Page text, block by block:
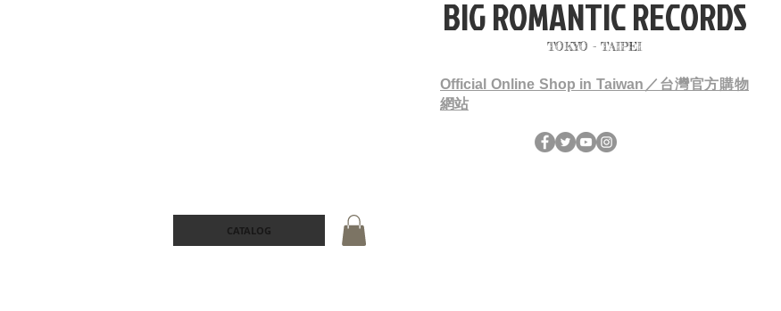
BIG ROMANTIC RECORDS
TOKYO - TAIPEI
Official Online Shop in Taiwan／台灣官方購物
網站
CATALOG